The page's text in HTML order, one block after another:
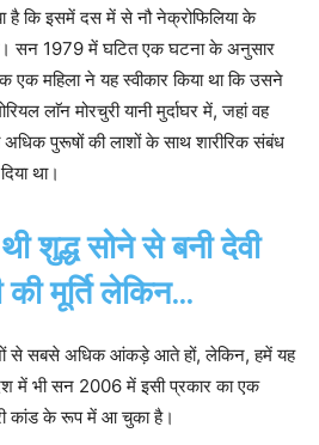
है कि इसमें दस में से नौ नेक्रोफिलिया के
है। सन 1979 में घटित एक घटना के अनुसार
एक महिला ने यह स्वीकार किया था कि उसने
लाॅन मोरचुरी यानी मुर्दाघर में, जहां वह
अधिक पुरूषों की लाशों के साथ शारीरिक संबंध
था।
शुद्ध सोने से बनी देवी
की मूर्ति लेकिन…
से सबसे अधिक आंकड़े आते हों, लेकिन, हमें यह
देश में भी सन 2006 में इसी प्रकार का एक
कांड के रूप में आ चुका है।